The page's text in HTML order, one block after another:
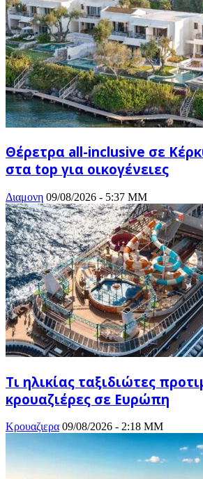
Θέρετρα all-inclusive σε
στα top για οικογένειες
Διαμονη 09/08/2026 - 5:37 ΜΜ
Τι ηλικίας ταξιδιώτες
κρουαζιέρες σε Ευρώπη
Κρουαζιερα 09/08/2026 - 2:18 ΜΜ